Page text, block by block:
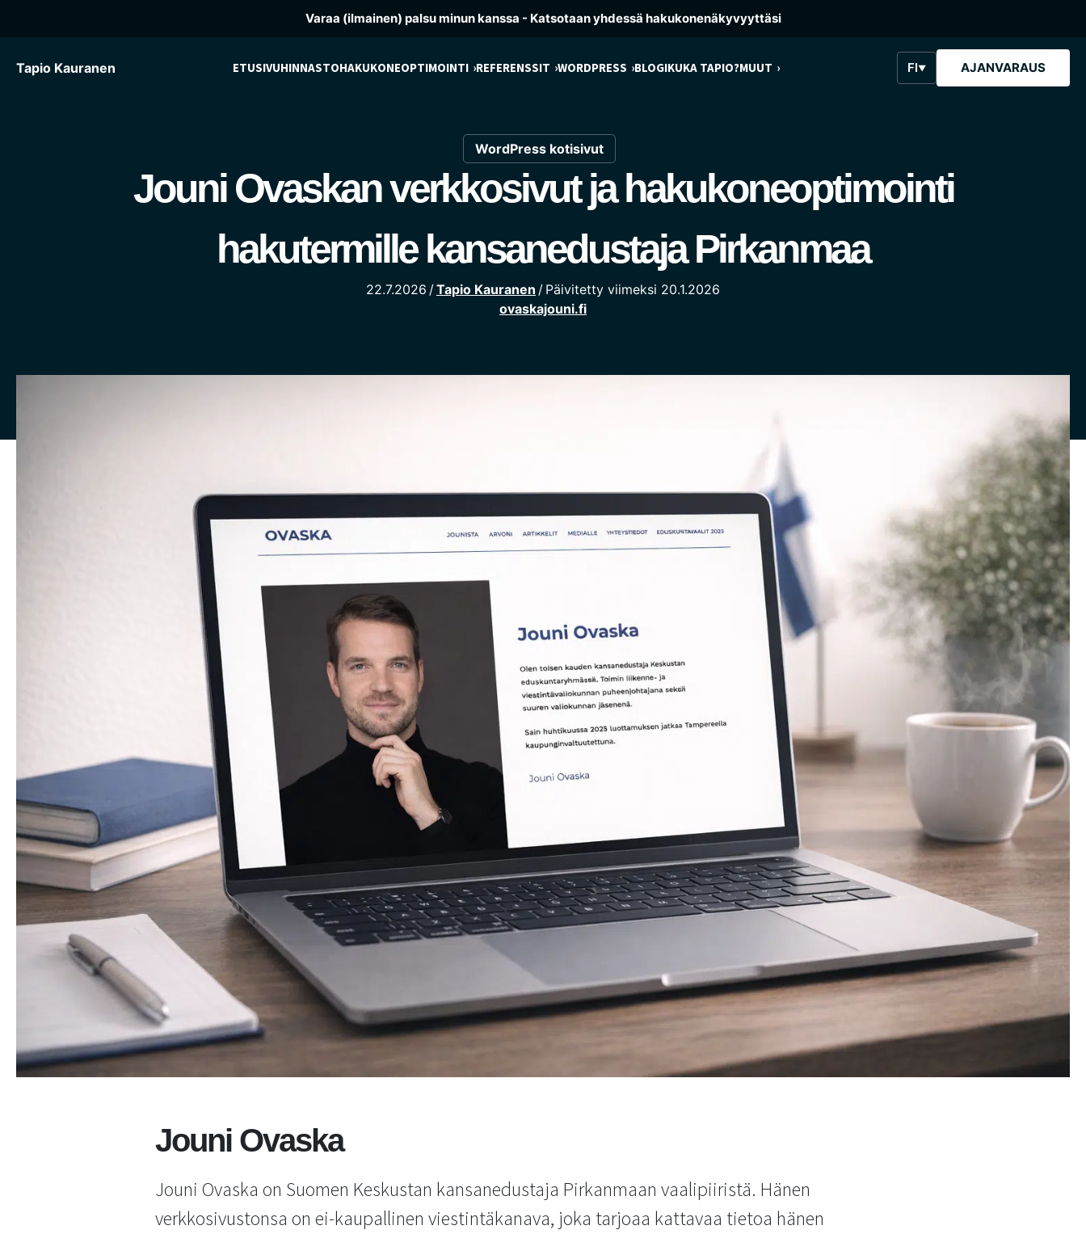
Varaa (ilmainen) palsu minun kanssa - Katsotaan yhdessä hakukonenäkyvyyttäsi
Tapio Kauranen ETUSIVUHINNASTOHAKUKONEOPTIMOINTI REFERENSSIT WORDPRESS BLOGIKUKA TAPIO?MUUT FI▼ AJANVARAUS
WordPress kotisivut
Jouni Ovaskan verkkosivut ja hakukoneoptimointi
hakutermille kansanedustaja Pirkanmaa
22.7.2026 /Tapio Kauranen / Päivitetty viimeksi 20.1.2026
ovaskajouni.fi
Jouni Ovaska
Jouni Ovaska on Suomen Keskustan kansanedustaja Pirkanmaan vaalipiiristä. Hänen
verkkosivustonsa on ei-kaupallinen viestintäkanava, joka tarjoaa kattavaa tietoa hänen